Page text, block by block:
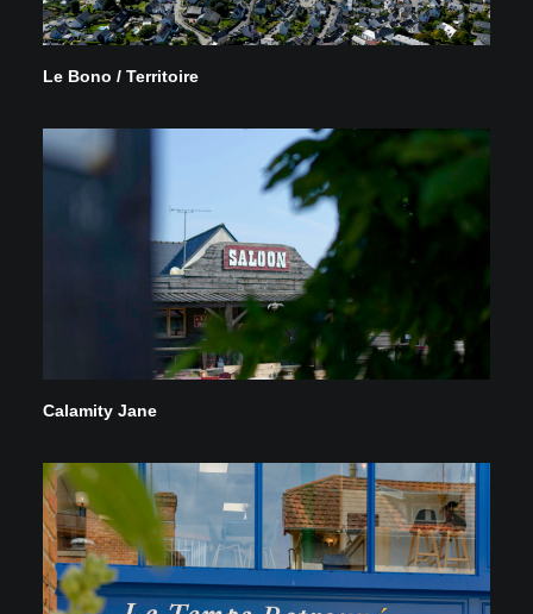
Le Bono / Territoire
Calamity Jane